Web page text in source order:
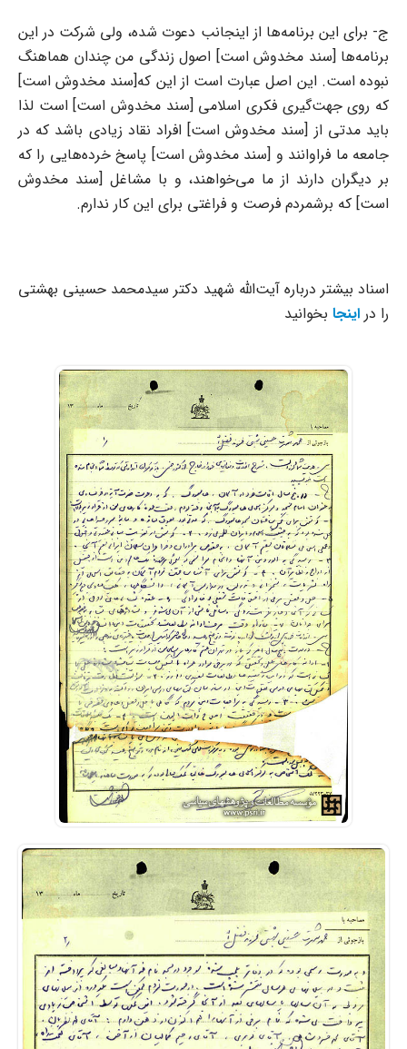
ج- برای این برنامه‌ها از اینجانب دعوت شده، ولی شرکت در این
برنامه‌ها [سند مخدوش است] اصول زندگی من چندان هماهنگ
نبوده است. این اصل عبارت است از این که[سند مخدوش است]
که روی جهت‌گیری فکری اسلامی [سند مخدوش است] است لذا
باید مدتی از [سند مخدوش است] افراد نقاد زیادی باشد که در
جامعه ما فراوانند و [سند مخدوش است] پاسخ خرده‌هایی را که
بر دیگران دارند از ما می‌خواهند، و با مشاغل [سند مخدوش
است] که برشمردم فرصت و فراغتی برای این کار ندارم.
اسناد بیشتر درباره آیت‌الله شهید دکتر سیدمحمد حسینی بهشتی
را در اینجا بخوانید